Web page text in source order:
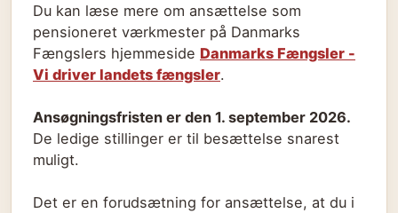
Du kan læse mere om ansættelse som
pensioneret værkmester på Danmarks
Fængslers hjemmeside Danmarks Fængsler -
Vi driver landets fængsler.
Ansøgningsfristen er den 1. september 2026.
De ledige stillinger er til besættelse snarest
muligt.
Det er en forudsætning for ansættelse, at du i